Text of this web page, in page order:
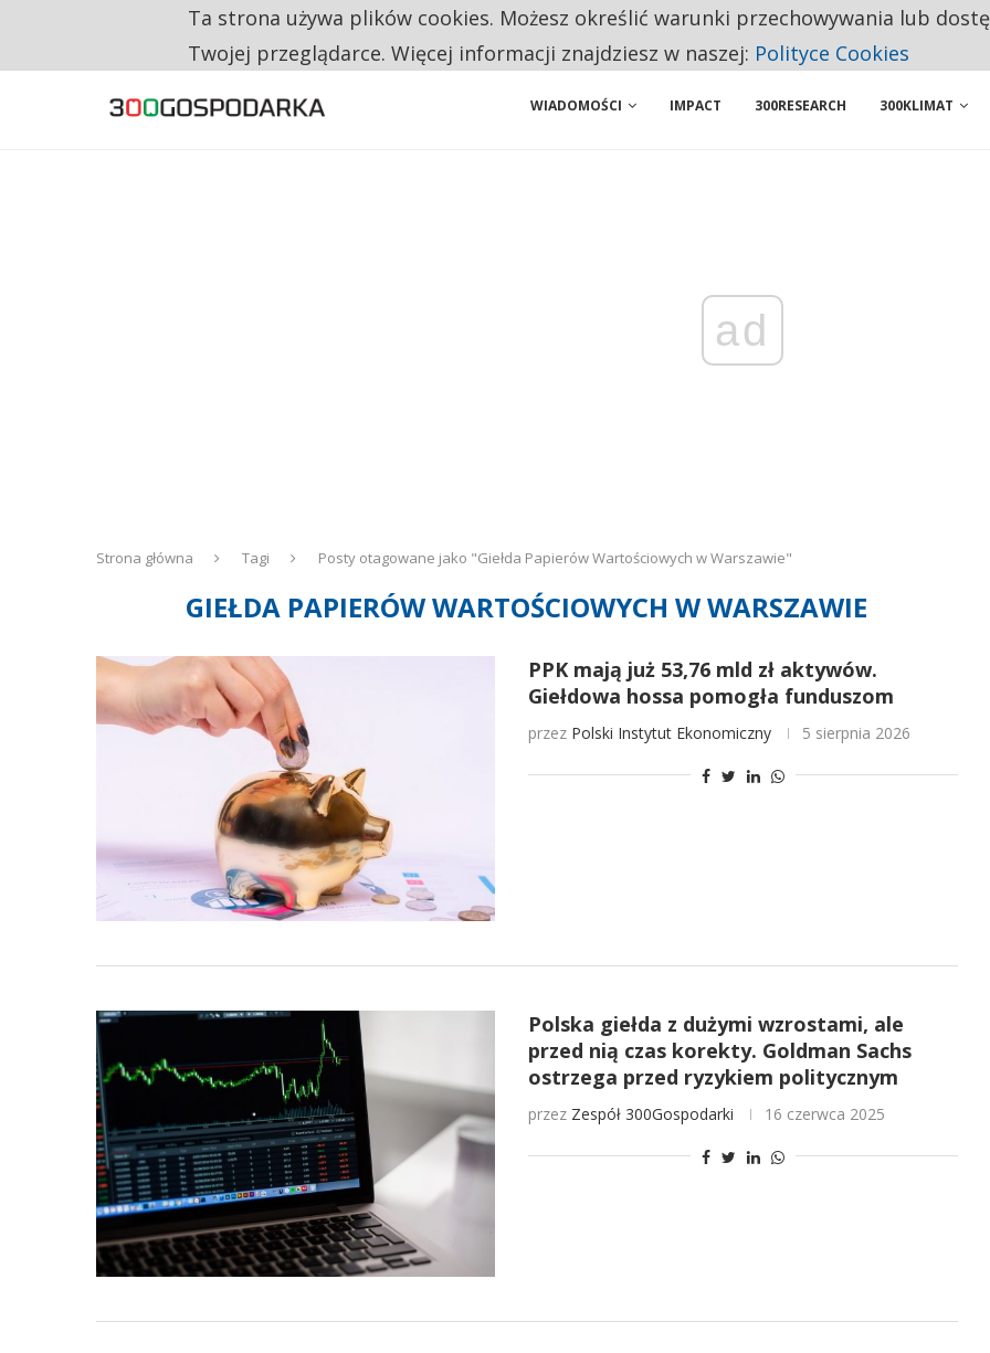
TRZECH NA CZTERECH PONOWNIE ZAŁOŻYŁOBY WŁASNĄ FIRMĘ. INNYM JUŻ TAK ŁATWO JEJ NIE POLECAJĄ
WIADOMOŚCI IMPACT 300RESEARCH 300KLIMAT
ad
Strona główna Tagi Posty otagowane jako "Giełda Papierów Wartościowych w Warszawie"
GIEŁDA PAPIERÓW WARTOŚCIOWYCH W WARSZAWIE
PPK mają już 53,76 mld zł aktywów.
Giełdowa hossa pomogła funduszom
przez Polski Instytut Ekonomiczny 5 sierpnia 2026
Polska giełda z dużymi wzrostami, ale
przed nią czas korekty. Goldman Sachs
ostrzega przed ryzykiem politycznym
przez Zespół 300Gospodarki 16 czerwca 2025
Ta strona używa plików cookies. Możesz określić warunki przechowywania lub
Twojej przeglądarce. Więcej informacji znajdziesz w naszej: Polityce Cookies